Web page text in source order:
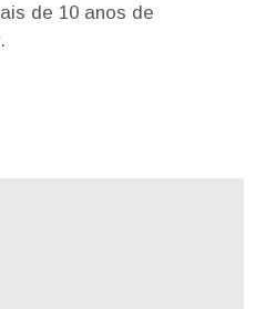
de 10 anos de